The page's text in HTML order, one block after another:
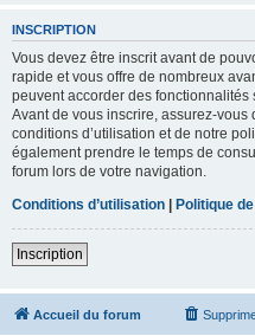
INSCRIPTION
Vous devez être inscrit avant de
rapide et vous offre de nombreux
peuvent accorder des fonctionnalités
Avant de vous inscrire, assurez-vous
conditions d’utilisation et de notre
également prendre le temps de
forum lors de votre navigation.
Conditions d’utilisation | Politique
Inscription
Accueil du forum